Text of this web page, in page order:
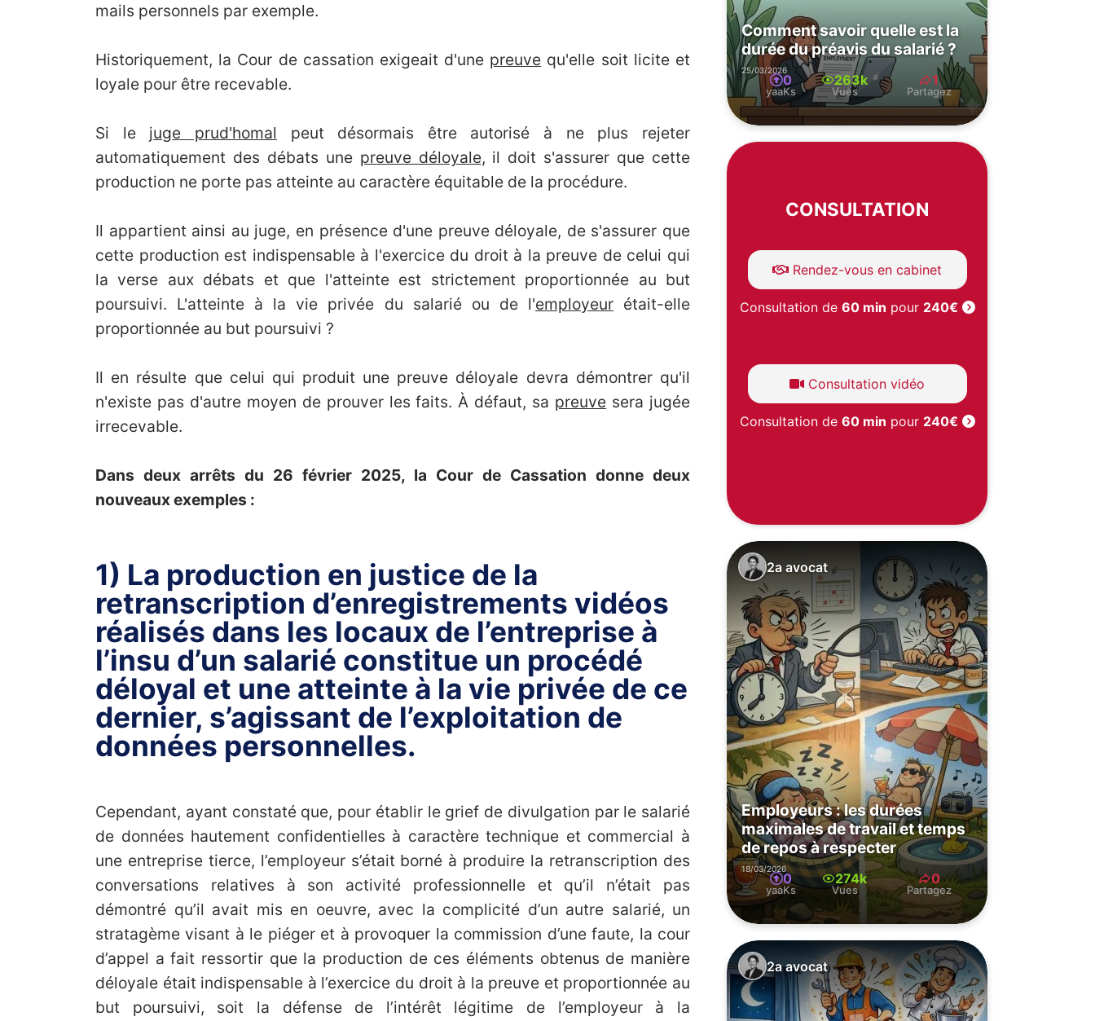
mails personnels par exemple.
Historiquement, la Cour de cassation exigeait d'une preuve qu'elle soit licite et
loyale pour être recevable.
Si le juge prud'homal peut désormais être autorisé à ne plus rejeter
automatiquement des débats une preuve déloyale, il doit s'assurer que cette
production ne porte pas atteinte au caractère équitable de la procédure.
Il appartient ainsi au juge, en présence d'une preuve déloyale, de s'assurer que
cette production est indispensable à l'exercice du droit à la preuve de celui qui
la verse aux débats et que l'atteinte est strictement proportionnée au but
poursuivi. L'atteinte à la vie privée du salarié ou de l'employeurétait-elle
proportionnée au but poursuivi ?
Il en résulte que celui qui produit une preuve déloyale devra démontrer qu'il
n'existe pas d'autre moyen de prouver les faits. À défaut, sa preuve sera jugée
irrecevable.
Dans deux arrêts du 26 février 2025, la Cour de Cassation donne deux
nouveaux exemples :
1) La production en justice de la
retranscription d’enregistrements vidéos
réalisés dans les locaux de l’entreprise à
l’insu d’un salarié constitue un procédé
déloyal et une atteinte à la vie privée de ce
dernier, s’agissant de l’exploitation de
données personnelles.
Cependant, ayant constaté que, pour établir le grief de divulgation par le salarié
de données hautement confidentielles à caractère technique et commercial à
une entreprise tierce, l’employeur s’était borné à produire la retranscription des
conversations relatives à son activité professionnelle et qu’il n’était pas
démontré qu’il avait mis en oeuvre, avec la complicité d’un autre salarié, un
stratagème visant à le piéger et à provoquer la commission d’une faute, la cour
d’appel a fait ressortir que la production de ces éléments obtenus de manière
déloyale était indispensable à l’exercice du droit à la preuve et proportionnée au
but poursuivi, soit la défense de l’intérêt légitime de l’employeur à la
25/03/2026
Comment savoir quelle est la
durée du préavis du salarié ?
0
yaaKs
263k
Vues
1
Partagez
CONSULTATION
Rendez-vous en cabinet
Consultation de 60 min pour 240€
Consultation vidéo
Consultation de 60 min pour 240€
18/03/2026
2a avocat
Employeurs : les durées
maximales de travail et temps
de repos à respecter
0
yaaKs
274k
Vues
0
Partagez
2a avocat